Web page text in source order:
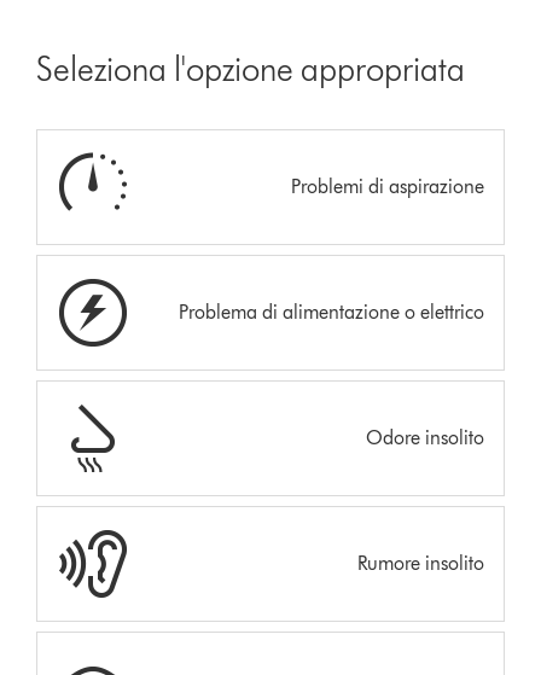
Seleziona l'opzione appropriata
Problemi di aspirazione
Problema di alimentazione o elettrico
Odore insolito
Rumore insolito